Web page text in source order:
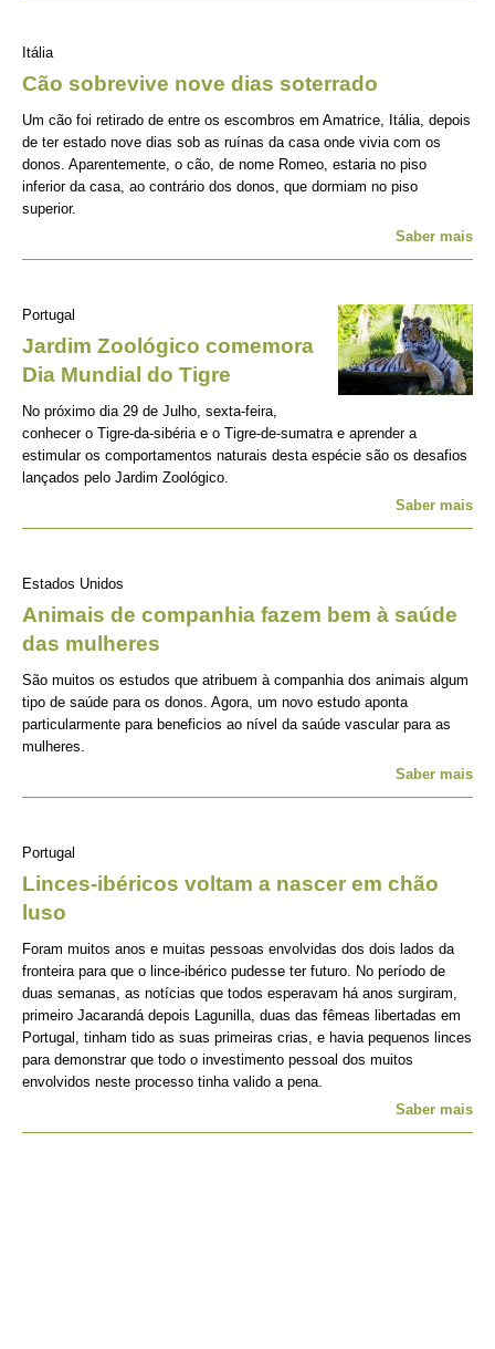
Itália
Cão sobrevive nove dias soterrado
Um cão foi retirado de entre os escombros em Amatrice, Itália, depois
de ter estado nove dias sob as ruínas da casa onde vivia com os
donos. Aparentemente, o cão, de nome Romeo, estaria no piso
inferior da casa, ao contrário dos donos, que dormiam no piso
superior.
Saber mais
Portugal
Jardim Zoológico comemora
Dia Mundial do Tigre
No próximo dia 29 de Julho, sexta-feira,
conhecer o Tigre-da-sibéria e o Tigre-de-sumatra e aprender a
estimular os comportamentos naturais desta espécie são os desafios
lançados pelo Jardim Zoológico.
Saber mais
Estados Unidos
Animais de companhia fazem bem à saúde
das mulheres
São muitos os estudos que atribuem à companhia dos animais algum
tipo de saúde para os donos. Agora, um novo estudo aponta
particularmente para beneficios ao nível da saúde vascular para as
mulheres.
Saber mais
Portugal
Linces-ibéricos voltam a nascer em chão
luso
Foram muitos anos e muitas pessoas envolvidas dos dois lados da
fronteira para que o lince-ibérico pudesse ter futuro. No período de
duas semanas, as notícias que todos esperavam há anos surgiram,
primeiro Jacarandá depois Lagunilla, duas das fêmeas libertadas em
Portugal, tinham tido as suas primeiras crias, e havia pequenos linces
para demonstrar que todo o investimento pessoal dos muitos
envolvidos neste processo tinha valido a pena.
Saber mais